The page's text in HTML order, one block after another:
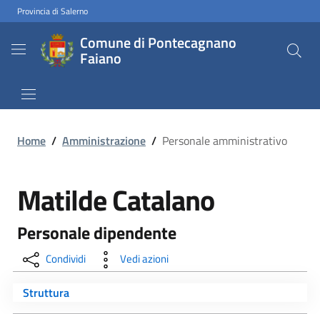
Provincia di Salerno
Comune di Pontecagnano
Faiano
Home / Amministrazione / Personale amministrativo
Matilde Catalano
Personale dipendente
Condividi Vedi azioni
Struttura